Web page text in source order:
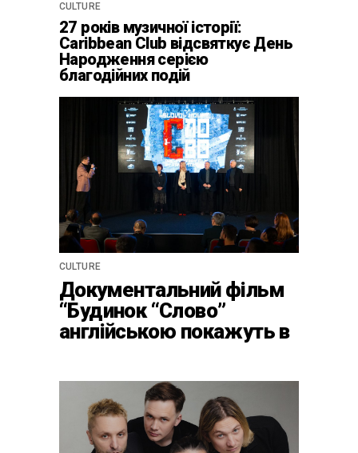
CULTURE
27 років музичної історії:
Caribbean Club відсвяткує День
Народження серією
благодійних подій
CULTURE
Документальний фільм
“Будинок “Слово”
англійською покажуть в